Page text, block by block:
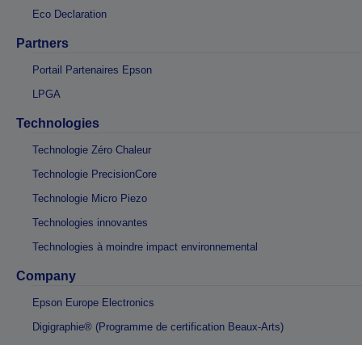
Eco Declaration
Partners
Portail Partenaires Epson
LPGA
Technologies
Technologie Zéro Chaleur
Technologie PrecisionCore
Technologie Micro Piezo
Technologies innovantes
Technologies à moindre impact environnemental
Company
Epson Europe Electronics
Digigraphie® (Programme de certification Beaux-Arts)